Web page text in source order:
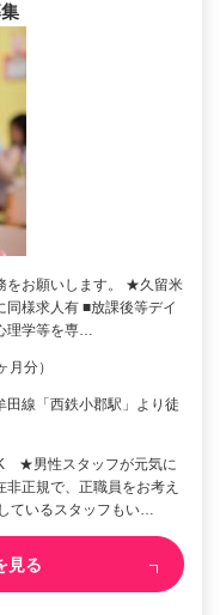
をお願いします。 ★久留米
様求人有 ■放課後等デイ
理学等を専…
分）
田線「西鉄小郡駅」より徒
★男性スタッフが元気に
正規で、正職員をお考え
ているスタッフもい…
見る